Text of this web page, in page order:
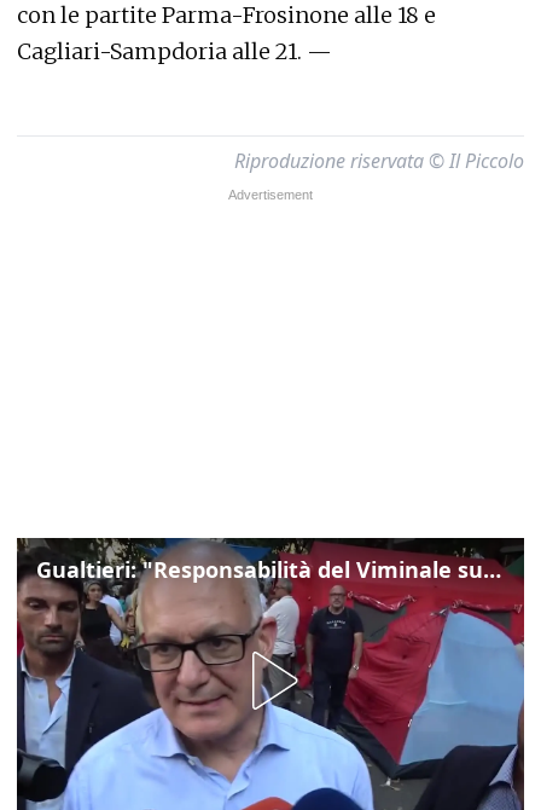
con le partite Parma-Frosinone alle 18 e
Cagliari-Sampdoria alle 21. —
Riproduzione riservata © Il Piccolo
Gualtieri: "Responsabilità del Viminale su Spin Time? La posizione dei partiti è nota"